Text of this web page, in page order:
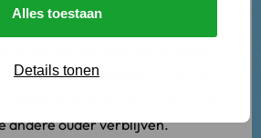
Alles toestaan
Details tonen
voor de kinderen.
of omgangsregeling omvat
andere ouder verblijven.